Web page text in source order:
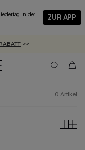
in der
ZUR APP
ARTIKEL >>
>>
ERHALTEN
89 €
0 Artikel